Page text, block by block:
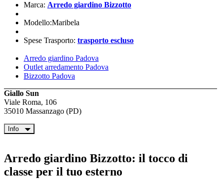
Marca: Arredo giardino Bizzotto
Modello:Maribela
Spese Trasporto: trasporto escluso
Arredo giardino Padova
Outlet arredamento Padova
Bizzotto Padova
Giallo Sun
Viale Roma, 106
35010 Massanzago (PD)
Info
Arredo giardino Bizzotto: il tocco di
classe per il tuo esterno